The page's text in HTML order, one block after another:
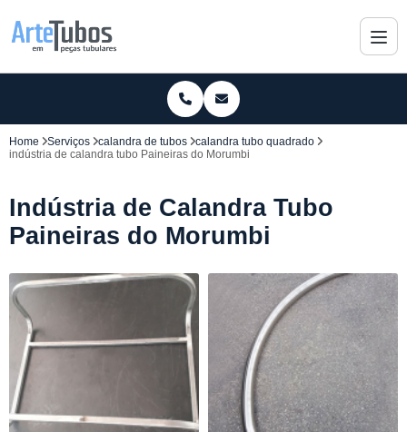
Home Serviços calandra de tubos
calandra tubo quadrado
indústria de calandra tubo Paineiras do Morumbi
Indústria de Calandra Tubo
Paineiras do Morumbi